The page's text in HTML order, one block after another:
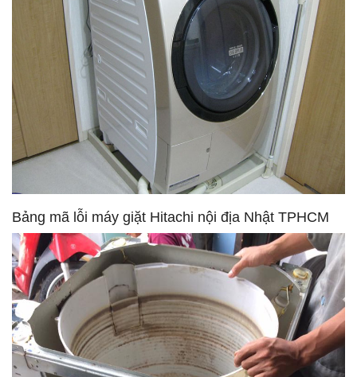
Bảng mã lỗi máy giặt Hitachi nội địa Nhật TPHCM